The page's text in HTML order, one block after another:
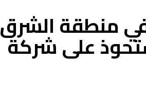
في منطقة الشرق
على شركة